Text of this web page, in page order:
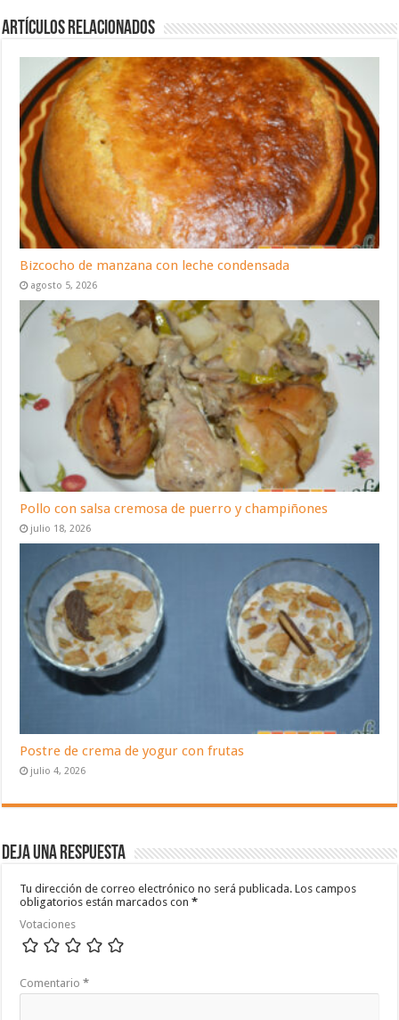
Artículos relacionados
Bizcocho de manzana con leche condensada
agosto 5, 2026
Pollo con salsa cremosa de puerro y champiñones
julio 18, 2026
Postre de crema de yogur con frutas
julio 4, 2026
Deja una respuesta
Tu dirección de correo electrónico no será publicada. Los campos
obligatorios están marcados con*
Votaciones
Comentario*